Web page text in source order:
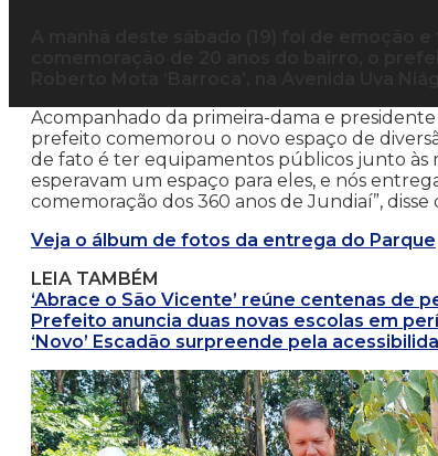
Acompanhado da primeira-dama e
prefeito comemorou o novo espaço de
de fato é ter equipamentos públicos junto às
esperavam um espaço para eles, e nós
comemoração dos 360 anos de Jundiaí”, disse
Veja o álbum de fotos da entrega do Parque
LEIA TAMBÉM
‘Abrace o São Vicente’ reúne centenas de
Prefeito anuncia duas novas escolas em
‘Novo’ Escadão surpreende pela